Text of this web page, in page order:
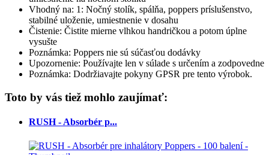
Vhodný na: 1: Nočný stolík, spálňa, poppers príslušenstvo,
stabilné uloženie, umiestnenie v dosahu
Čistenie: Čistite mierne vlhkou handričkou a potom úplne
vysušte
Poznámka: Poppers nie sú súčasťou dodávky
Upozornenie: Používajte len v súlade s určením a zodpovedne
Poznámka: Dodržiavajte pokyny GPSR pre tento výrobok.
Toto by vás tiež mohlo zaujímať:
RUSH - Absorbér p...